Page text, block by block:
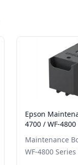
Epson
4700 / WF-
Maintenance
WF-4800